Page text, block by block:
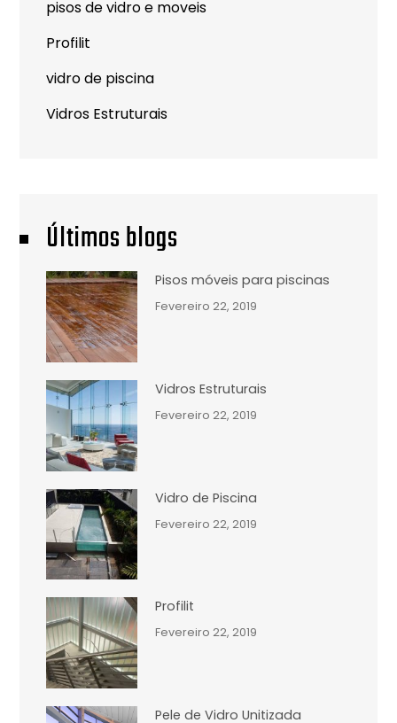
pisos de vidro e moveis
Profilit
vidro de piscina
Vidros Estruturais
Últimos blogs
Pisos móveis para piscinas
Fevereiro 22, 2019
Vidros Estruturais
Fevereiro 22, 2019
Vidro de Piscina
Fevereiro 22, 2019
Profilit
Fevereiro 22, 2019
Pele de Vidro Unitizada